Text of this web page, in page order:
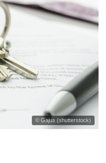
© Gajus (shutterstock)